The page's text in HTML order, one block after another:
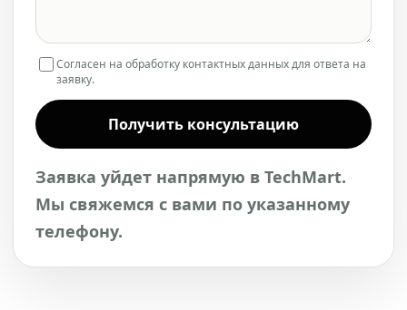
Согласен на обработку контактных данных для ответа на
заявку.
Получить консультацию
Заявка уйдет напрямую в TechMart.
Мы свяжемся с вами по указанному
телефону.